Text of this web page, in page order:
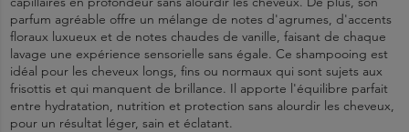
parfum agréable offre un mélange de notes d'agrumes, d'accents
floraux luxueux et de notes chaudes de vanille, faisant de chaque
lavage une expérience sensorielle sans égale. Ce shampooing est
idéal pour les cheveux longs, fins ou normaux qui sont sujets aux
frisottis et qui manquent de brillance. Il apporte l'équilibre parfait
entre hydratation, nutrition et protection sans alourdir les cheveux,
pour un résultat léger, sain et éclatant.